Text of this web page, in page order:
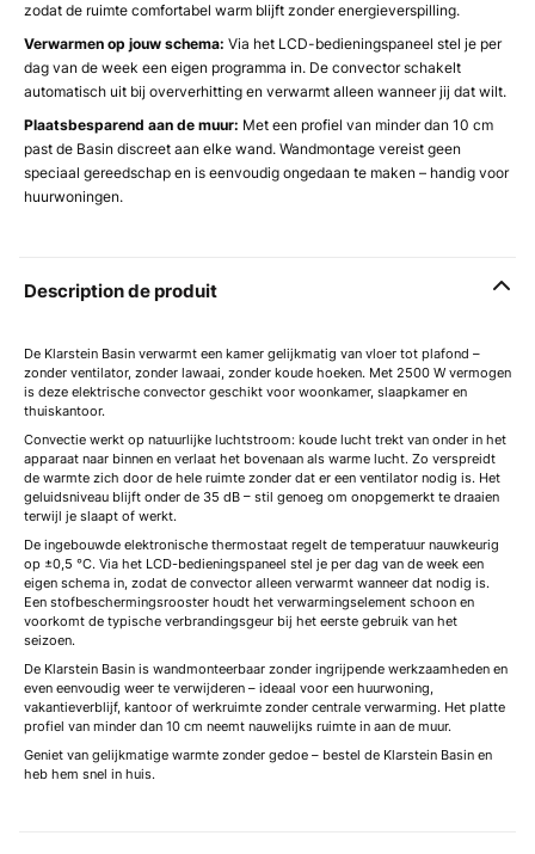
zodat de ruimte comfortabel warm blijft zonder energieverspilling.
Verwarmen op jouw schema: Via het LCD-bedieningspaneel stel je per
dag van de week een eigen programma in. De convector schakelt
automatisch uit bij oververhitting en verwarmt alleen wanneer jij dat wilt.
Plaatsbesparend aan de muur: Met een profiel van minder dan 10 cm
past de Basin discreet aan elke wand. Wandmontage vereist geen
speciaal gereedschap en is eenvoudig ongedaan te maken – handig voor
huurwoningen.
Description de produit
De Klarstein Basin verwarmt een kamer gelijkmatig van vloer tot plafond –
zonder ventilator, zonder lawaai, zonder koude hoeken. Met 2500 W vermogen
is deze elektrische convector geschikt voor woonkamer, slaapkamer en
thuiskantoor.
Convectie werkt op natuurlijke luchtstroom: koude lucht trekt van onder in het
apparaat naar binnen en verlaat het bovenaan als warme lucht. Zo verspreidt
de warmte zich door de hele ruimte zonder dat er een ventilator nodig is. Het
geluidsniveau blijft onder de 35 dB – stil genoeg om onopgemerkt te draaien
terwijl je slaapt of werkt.
De ingebouwde elektronische thermostaat regelt de temperatuur nauwkeurig
op ±0,5 °C. Via het LCD-bedieningspaneel stel je per dag van de week een
eigen schema in, zodat de convector alleen verwarmt wanneer dat nodig is.
Een stofbeschermingsrooster houdt het verwarmingselement schoon en
voorkomt de typische verbrandingsgeur bij het eerste gebruik van het
seizoen.
De Klarstein Basin is wandmonteerbaar zonder ingrijpende werkzaamheden en
even eenvoudig weer te verwijderen – ideaal voor een huurwoning,
vakantieverblijf, kantoor of werkruimte zonder centrale verwarming. Het platte
profiel van minder dan 10 cm neemt nauwelijks ruimte in aan de muur.
Geniet van gelijkmatige warmte zonder gedoe – bestel de Klarstein Basin en
heb hem snel in huis.